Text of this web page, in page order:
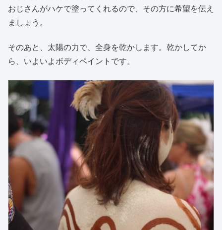
おじさんがハケで塗ってくれるので、その方に希望を伝え
ましょう。
そのあと、太陽の力で、全身を乾かします。乾かしてか
ら、いよいよボディペイントです。